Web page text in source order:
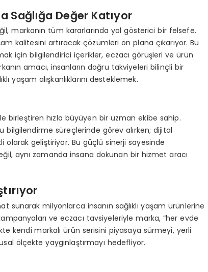
Sağlığa Değer Katıyor
markanın tüm kararlarında yol gösterici bir felsefe.
kalitesini artıracak çözümleri ön plana çıkarıyor. Bu
için bilgilendirici içerikler, eczacı görüşleri ve ürün
amacı, insanların doğru takviyeleri bilinçli bir
yaşam alışkanlıklarını desteklemek.
birleştiren hızla büyüyen bir uzman ekibe sahip.
bilgilendirme süreçlerinde görev alırken; dijital
olarak geliştiriyor. Bu güçlü sinerji sayesinde
aynı zamanda insana dokunan bir hizmet aracı
sunarak milyonlarca insanın sağlıklı yaşam ürünlerine
ve eczacı tavsiyeleriyle marka, “her evde
kendi markalı ürün serisini piyasaya sürmeyi, yerli
ölçekte yaygınlaştırmayı hedefliyor.